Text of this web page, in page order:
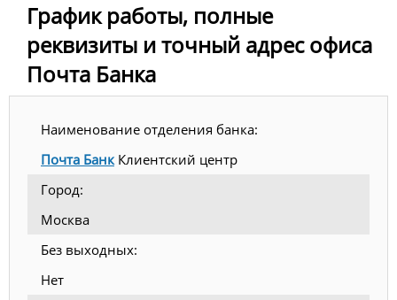
График работы, полные
реквизиты и точный адрес офиса
Почта Банка
Наименование отделения банка:
Почта БанкКлиентский центр
Город:
Москва
Без выходных:
Нет